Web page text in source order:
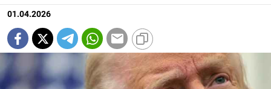
01.04.2026